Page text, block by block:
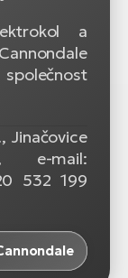
a
Jinačovice
mail:
532 199